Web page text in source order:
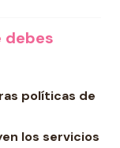
debes
políticas de
los servicios